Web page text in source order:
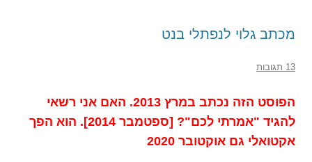
מכתב גלוי לנפתלי בנט
13 תגובות
הפוסט הזה נכתב במרץ 2013. האם אני רשאי
להגיד "אמרתי לכם"? [ספטמבר 2014]. הוא הפך
אקטואלי גם אוקטובר 2020